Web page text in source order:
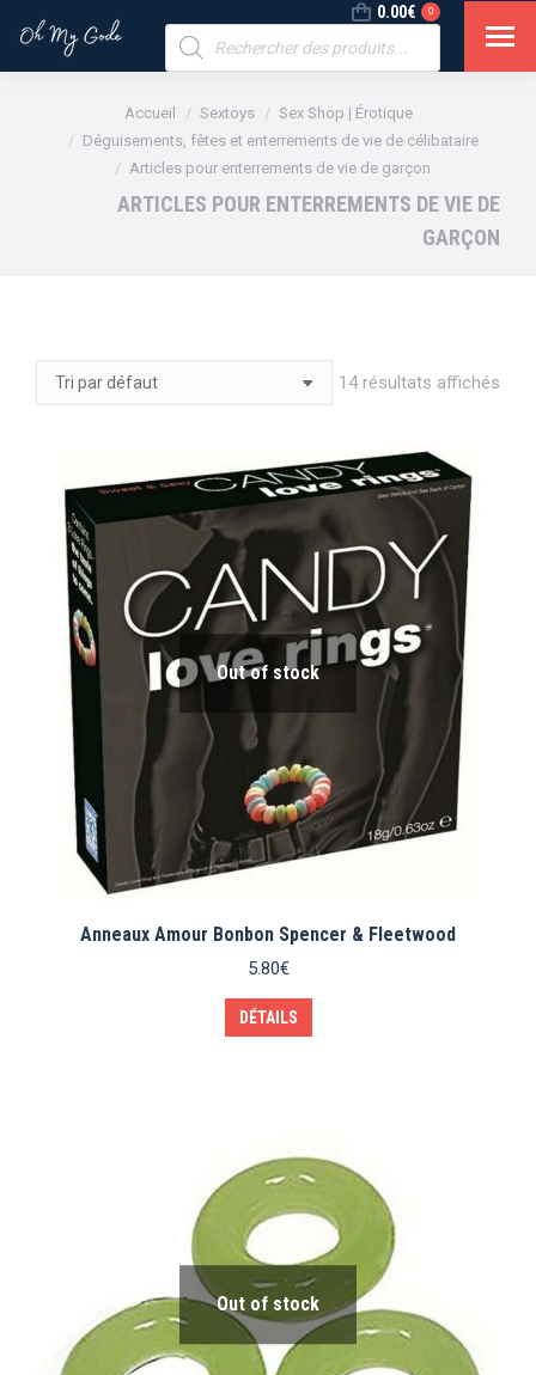
0.00€ 0
Recherche
de
produits
Vous êtes ici :Accueil Sextoys
Sex Shop | Érotique
Déguisements, fêtes et enterrements de vie de célibataire
Articles pour enterrements de vie de garçon
ARTICLES POUR ENTERREMENTS DE VIE DE
GARÇON
14 résultats affichés
Out of stock
Anneaux Amour Bonbon Spencer & Fleetwood
5.80€
DÉTAILS
Out of stock